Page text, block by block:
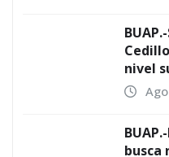
nivel
busca